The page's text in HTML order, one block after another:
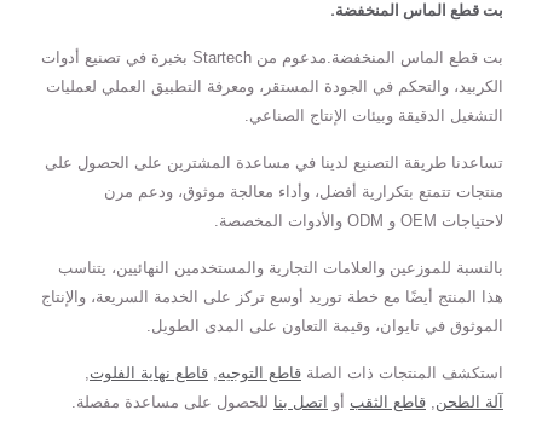
بت قطع الماس المنخفضة.
بت قطع الماس المنخفضة.مدعوم من Startech بخبرة في تصنيع أدوات
الكربيد، والتحكم في الجودة المستقر، ومعرفة التطبيق العملي لعمليات
التشغيل الدقيقة وبيئات الإنتاج الصناعي.
تساعدنا طريقة التصنيع لدينا في مساعدة المشترين على الحصول على
منتجات تتمتع بتكرارية أفضل، وأداء معالجة موثوق، ودعم مرن
لاحتياجات OEM و ODM والأدوات المخصصة.
بالنسبة للموزعين والعلامات التجارية والمستخدمين النهائيين، يتناسب
هذا المنتج أيضًا مع خطة توريد أوسع تركز على الخدمة السريعة، والإنتاج
الموثوق في تايوان، وقيمة التعاون على المدى الطويل.
استكشف المنتجات ذات الصلة قاطع التوجيه, قاطع نهاية الفلوت,
آلة الطحن, قاطع الثقب أو اتصل بنا للحصول على مساعدة مفصلة.